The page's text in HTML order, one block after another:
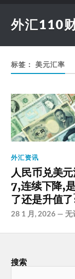
外汇110
标签：美元汇率
外汇资讯
人民币兑美
7,连续下降,
了还是升值
28 1 月, 2026 —无
搜索